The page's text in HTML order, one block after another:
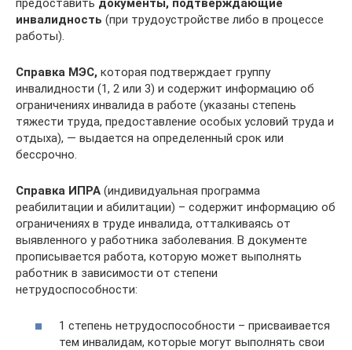
инвалидность (при трудоустройстве либо в процессе
работы).
Справка МЭС, которая подтверждает группу
инвалидности (1, 2 или 3) и содержит информацию об
ограничениях инвалида в работе (указаны степень
тяжести труда, предоставление особых условий труда и
отдыха), — выдается на определенный срок или
бессрочно.
Справка ИПРА (индивидуальная программа
реабилитации и абилитации) – содержит информацию об
ограничениях в труде инвалида, отталкиваясь от
выявленного у работника заболевания. В документе
прописывается работа, которую может выполнять
работник в зависимости от степени
нетрудоспособности:
1 степень нетрудоспособности – присваивается
тем инвалидам, которые могут выполнять свои